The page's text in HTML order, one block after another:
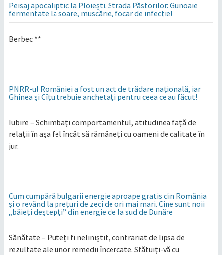
Peisaj apocaliptic la Ploiești. Strada Păstorilor: Gunoaie
fermentate la soare, muscărie, focar de infecție!
Berbec **
PNRR-ul României a fost un act de trădare națională, iar
Ghinea și Cîțu trebuie anchetați pentru ceea ce au făcut!
Iubire – Schimbați comportamentul, atitudinea față de
relații în așa fel încât să rămâneți cu oameni de calitate în
jur.
Cum cumpără bulgarii energie aproape gratis din România
și o revând la prețuri de zeci de ori mai mari. Cine sunt noii
„băieți deștepți” din energie de la sud de Dunăre
Sănătate – Puteți fi neliniștit, contrariat de lipsa de
rezultate ale unor remedii încercate. Sfătuiți-vă cu